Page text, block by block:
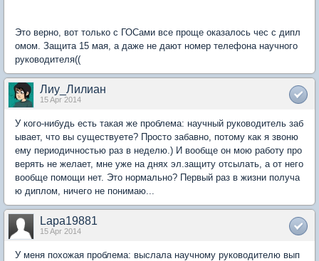
Это верно, вот только с ГОСами все проще оказалось чес с дипл
омом. Защита 15 мая, а даже не дают номер телефона научного
руководителя((
Лиу_Лилиан
15 Apr 2014
У кого-нибудь есть такая же проблема: научный руководитель заб
ывает, что вы существуете? Просто забавно, потому как я звоню
ему периодичностью раз в неделю.) И вообще он мою работу про
верять не желает, мне уже на днях эл.защиту отсылать, а от него
вообще помощи нет. Это нормально? Первый раз в жизни получа
ю диплом, ничего не понимаю...
Lapa19881
15 Apr 2014
У меня похожая проблема: выслала научному руководителю вып